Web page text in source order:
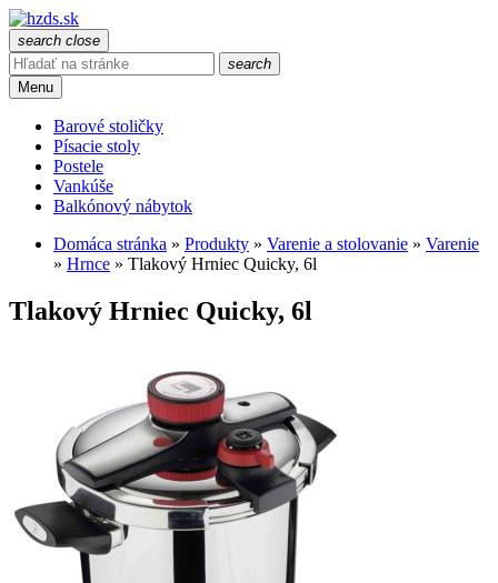
search close
search
Menu
Barové stoličky
Písacie stoly
Postele
Vankúše
Balkónový nábytok
Domáca stránka » Produkty » Varenie a stolovanie » Varenie
» Hrnce » Tlakový Hrniec Quicky, 6l
Tlakový Hrniec Quicky, 6l